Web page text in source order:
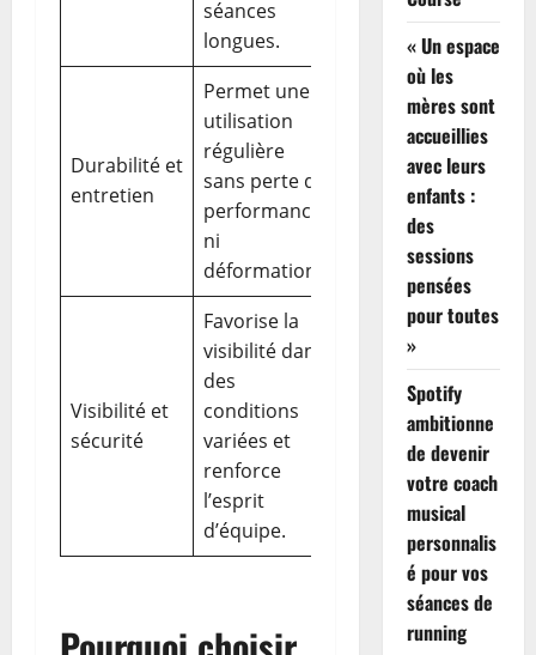
séances
longues.
Durabilité et
entretien
Permet une
utilisation
régulière
sans perte de
performance
ni
déformation.
Fermetures et
coutures
renforcées,
lavage sans
Visibilité et
sécurité
Favorise la
visibilité dans
des
conditions
variées et
renforce
l’esprit
d’équipe.
Éléments
réfléchissants
et design
identifiable de
votre club.
« Un espace
où les
mères sont
accueillies
avec leurs
enfants :
des
sessions
pensées
pour toutes
»
Spotify
ambitionne
de devenir
votre coach
musical
personnalis
é pour vos
séances de
running